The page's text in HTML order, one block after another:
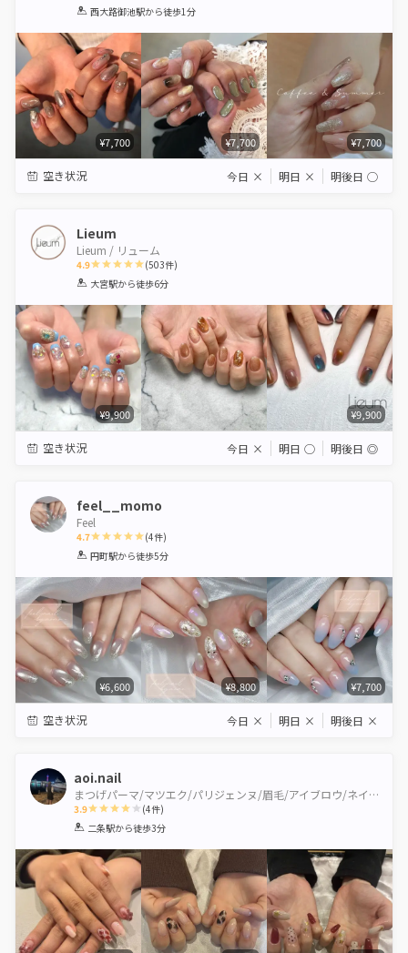
1 2 3 4 5
西大路御池駅から徒歩1分
¥7,700 ¥7,700 ¥7,700
空き状況 今日 × 明日 × 明後日 ◯
Lieum
Lieum / リューム
4.9
1 2 3 4 5
(503件)
大宮駅から徒歩6分
¥9,900 ¥9,900
空き状況 今日 × 明日 ◯ 明後日 ◎
feel__momo
Feel
4.7
1 2 3 4 5
(4件)
円町駅から徒歩5分
¥6,600 ¥8,800 ¥7,700
空き状況 今日 × 明日 × 明後日 ×
aoi.nail
まつげパーマ/マツエク/パリジェンヌ/眉毛/アイブロウ/ネイル PLATINUMDOLL二条駅前店
3.9
1 2 3 4 5
(4件)
二条駅から徒歩3分